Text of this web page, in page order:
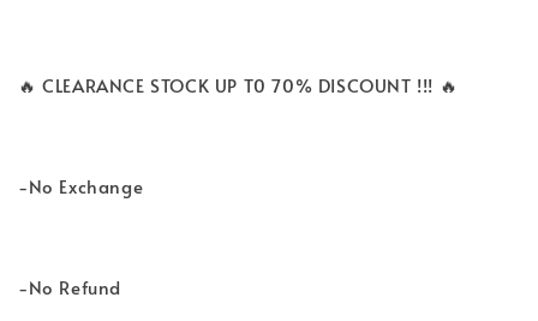
🔥 CLEARANCE STOCK UP T0 70% DISCOUNT !!! 🔥
-No Exchange
-No Refund